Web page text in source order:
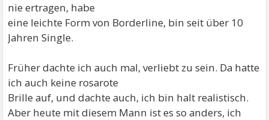
nie ertragen, habe
eine leichte Form von Borderline, bin seit über 10
Jahren Single.
Früher dachte ich auch mal, verliebt zu sein. Da hatte
ich auch keine rosarote
Brille auf, und dachte auch, ich bin halt realistisch.
Aber heute mit diesem Mann ist es so anders, ich